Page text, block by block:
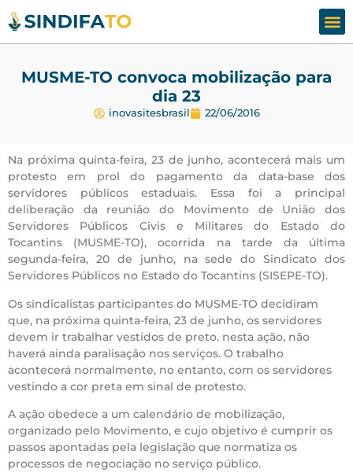
MUSME-TO convoca mobilização para
dia 23
inovasitesbrasil 22/06/2016
Na próxima quinta-feira, 23 de junho, acontecerá mais um
protesto em prol do pagamento da data-base dos
servidores públicos estaduais. Essa foi a principal
deliberação da reunião do Movimento de União dos
Servidores Públicos Civis e Militares do Estado do
Tocantins (MUSME-TO), ocorrida na tarde da última
segunda-feira, 20 de junho, na sede do Sindicato dos
Servidores Públicos no Estado do Tocantins (SISEPE-TO).
Os sindicalistas participantes do MUSME-TO decidiram
que, na próxima quinta-feira, 23 de junho, os servidores
devem ir trabalhar vestidos de preto. nesta ação, não
haverá ainda paralisação nos serviços. O trabalho
acontecerá normalmente, no entanto, com os servidores
vestindo a cor preta em sinal de protesto.
A ação obedece a um calendário de mobilização,
organizado pelo Movimento, e cujo objetivo é cumprir os
passos apontadas pela legislação que normatiza os
processos de negociação no serviço público.